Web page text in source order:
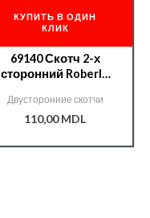
КУПИТЬ В ОДИН
КЛИК
69140 Скотч 2-х
сторонний Roberlo
Двусторонние скотчи
110,00MDL